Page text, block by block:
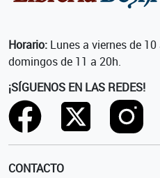
Horario: Lunes a viernes de
domingos de 11 a 20h.
¡SÍGUENOS EN LAS REDES!
CONTACTO